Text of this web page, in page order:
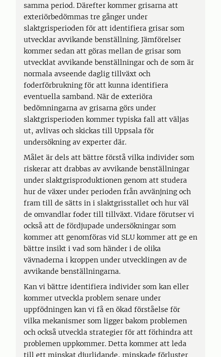
samma period. Därefter kommer grisarna att
exteriörbedömmas tre gånger under
slaktgrisperioden för att identifiera grisar som
utvecklar avvikande benställning. Jämförelser
kommer sedan att göras mellan de grisar som
utvecklat avvikande benställningar och de som är
normala avseende daglig tillväxt och
foderförbrukning för att kunna identifiera
eventuella samband. När de exteriöra
bedömningarna av grisarna görs under
slaktgrisperioden kommer typiska fall att väljas
ut, avlivas och skickas till Uppsala för
undersökning av experter där.
Målet är dels att bättre förstå vilka individer som
riskerar att drabbas av avvikande benställningar
under slaktgrisproduktionen genom att studera
hur de växer under perioden från avvänjning och
fram till de sätts in i slaktgrisstallet och hur väl
de omvandlar foder till tillväxt. Vidare förutser vi
också att de fördjupade undersökningar som
kommer att genomföras vid SLU kommer att ge en
bättre insikt i vad som händer i de olika
vävnaderna i kroppen under utvecklingen av de
avvikande benställningarna.
Kan vi bättre identifiera individer som kan eller
kommer utveckla problem senare under
uppfödningen kan vi få en ökad förståelse för
vilka mekanismer som ligger bakom problemen
och också utveckla strategier för att förhindra att
problemen uppkommer. Detta kommer att leda
till ett minskat djurlidande, minskade förluster